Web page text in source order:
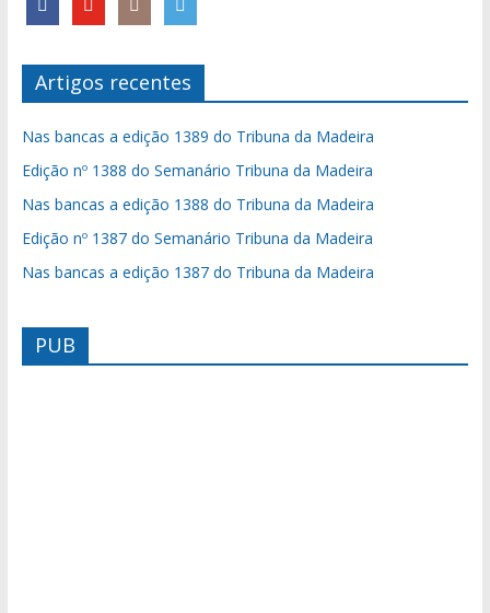
Artigos recentes
Nas bancas a edição 1389 do Tribuna da Madeira
Edição nº 1388 do Semanário Tribuna da Madeira
Nas bancas a edição 1388 do Tribuna da Madeira
Edição nº 1387 do Semanário Tribuna da Madeira
Nas bancas a edição 1387 do Tribuna da Madeira
PUB